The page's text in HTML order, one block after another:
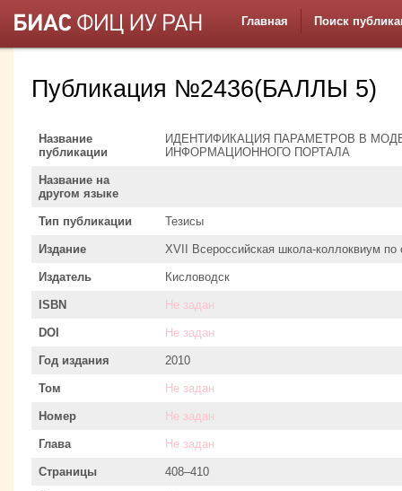
Главная Поиск
Публикация №2436(БАЛЛЫ 5)
Название
публикации
ИДЕНТИФИКАЦИЯ ПАРАМЕТРОВ В
ИНФОРМАЦИОННОГО ПОРТАЛА
Название на
другом языке
Тип публикации Тезисы
Издание XVII Всероссийская школа-коллоквиум по
Издатель Кисловодск
ISBN Не задан
DOI Не задан
Год издания 2010
Том Не задан
Номер Не задан
Глава Не задан
Страницы 408–410